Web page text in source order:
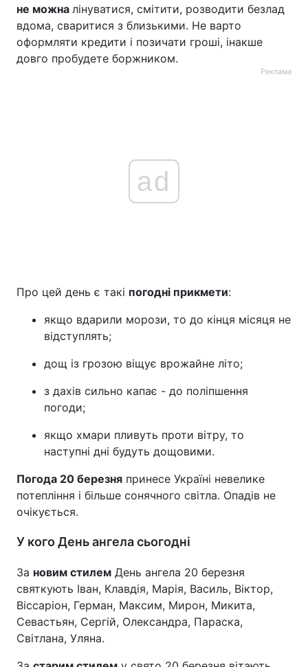
не можна лінуватися, смітити, розводити безлад
вдома, сваритися з близькими. Не варто
оформляти кредити і позичати гроші, інакше
довго пробудете боржником.
Реклама
ad
Про цей день є такі погодні прикмети:
якщо вдарили морози, то до кінця місяця не
відступлять;
дощ із грозою віщує врожайне літо;
з дахів сильно капає - до поліпшення
погоди;
якщо хмари пливуть проти вітру, то
наступні дні будуть дощовими.
Погода 20 березня принесе Україні невелике
потепління і більше сонячного світла. Опадів не
очікується.
У кого День ангела сьогодні
За новим стилем День ангела 20 березня
святкують Іван, Клавдія, Марія, Василь, Віктор,
Віссаріон, Герман, Максим, Мирон, Микита,
Севастьян, Сергій, Олександра, Параска,
Світлана, Уляна.